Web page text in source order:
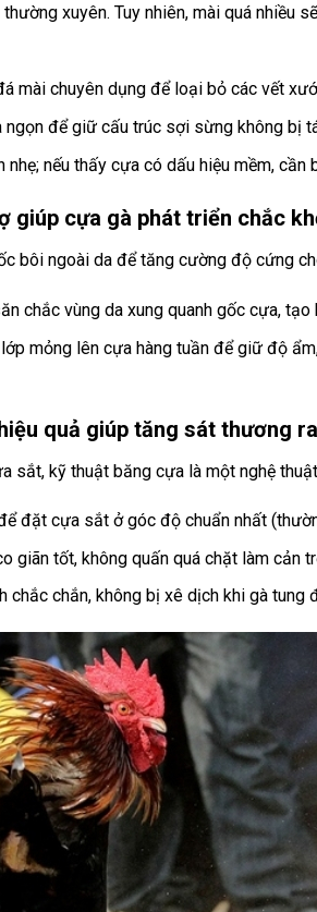
xuyên. Tuy nhiên, mài quá nhiều
mài chuyên dụng để loại bỏ các vết
để giữ cấu trúc sợi sừng không bị
nếu thấy cựa có dấu hiệu mềm, cần
giúp cựa gà phát triển chắc
bôi ngoài da để tăng cường độ cứng
chắc vùng da xung quanh gốc cựa, tạo
mỏng lên cựa hàng tuần để giữ độ
quả giúp tăng sát thương
sắt, kỹ thuật băng cựa là một nghệ
đặt cựa sắt ở góc độ chuẩn nhất
giãn tốt, không quấn quá chặt làm cản
chắn, không bị xê dịch khi gà tung